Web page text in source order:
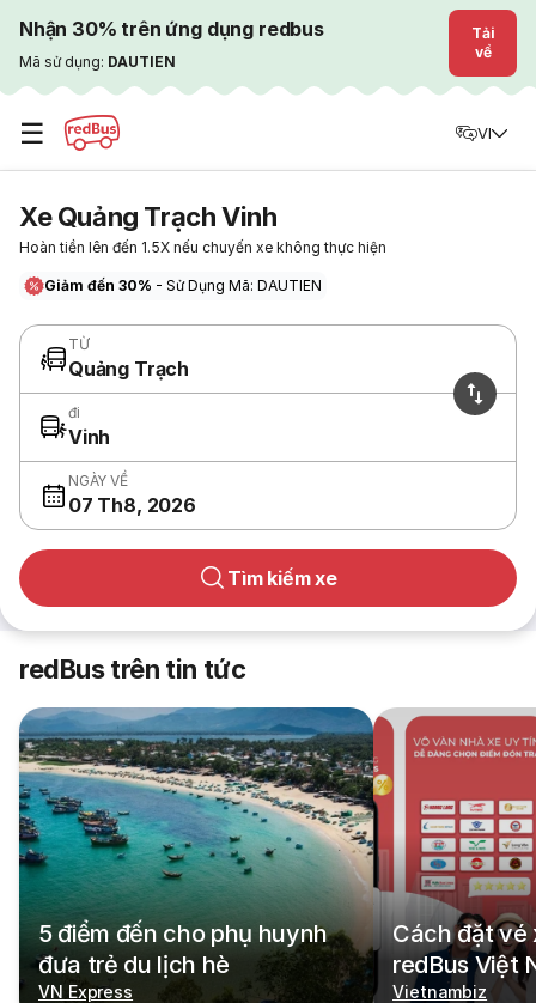
Nhận 30% trên ứng dụng redbus
Mã sử dụng: DAUTIEN
Tải
về
☰ VI
Xe Quảng Trạch Vinh
Hoàn tiền lên đến 1.5X nếu chuyến xe không thực hiện
Giảm đến 30% - Sử Dụng Mã: DAUTIEN
TỪ
Quảng Trạch
đi
Vinh
NGÀY VỀ
07 Th8, 2026
Tìm kiếm xe
redBus trên tin tức
5 điểm đến cho phụ huynh
đưa trẻ du lịch hè
VN Express
Cách đặt vé
redBus Việt
Vietnambiz